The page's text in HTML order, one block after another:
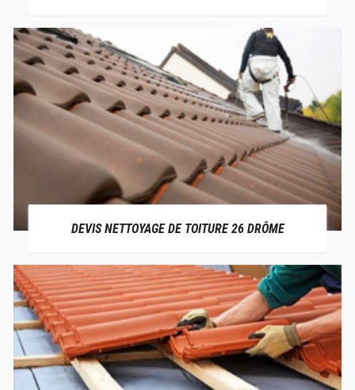
DEVIS NETTOYAGE DE TOITURE 26 DRÔME